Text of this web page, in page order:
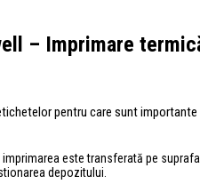
– Imprimare
pentru care sunt importante
este transferată pe
depozitului.